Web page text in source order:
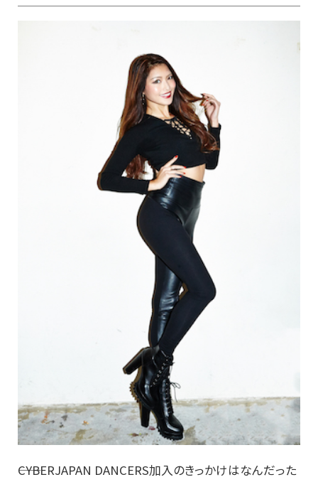
――CYBERJAPAN DANCERS加入のきっかけはなんだった